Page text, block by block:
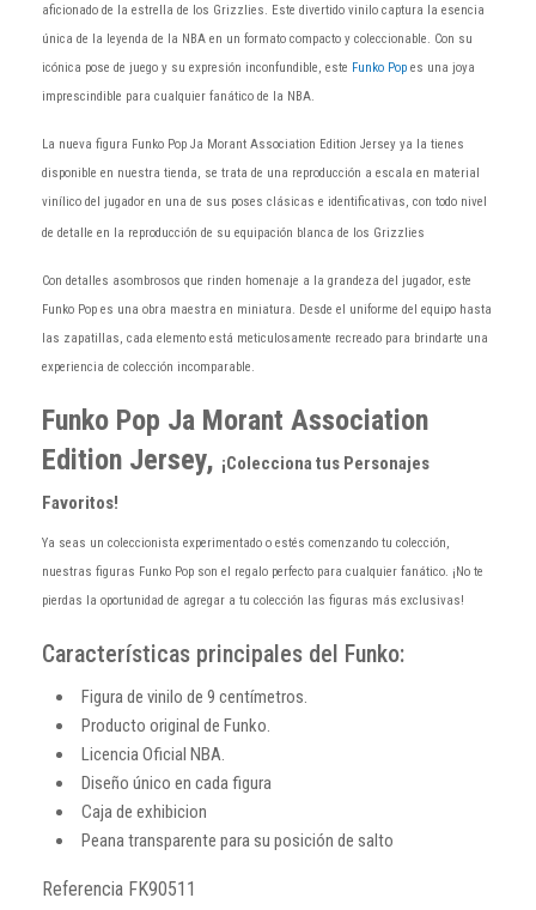
aficionado de la estrella de los Grizzlies. Este divertido vinilo captura la esencia
única de la leyenda de la NBA en un formato compacto y coleccionable. Con su
icónica pose de juego y su expresión inconfundible, este Funko Pop es una joya
imprescindible para cualquier fanático de la NBA.
La nueva figura Funko Pop Ja Morant Association Edition Jersey ya la tienes
disponible en nuestra tienda, se trata de una reproducción a escala en material
vinílico del jugador en una de sus poses clásicas e identificativas, con todo nivel
de detalle en la reproducción de su equipación blanca de los Grizzlies
Con detalles asombrosos que rinden homenaje a la grandeza del jugador, este
Funko Pop es una obra maestra en miniatura. Desde el uniforme del equipo hasta
las zapatillas, cada elemento está meticulosamente recreado para brindarte una
experiencia de colección incomparable.
Funko Pop Ja Morant Association
Edition Jersey, ¡Colecciona tus Personajes
Favoritos!
Ya seas un coleccionista experimentado o estés comenzando tu colección,
nuestras figuras Funko Pop son el regalo perfecto para cualquier fanático. ¡No te
pierdas la oportunidad de agregar a tu colección las figuras más exclusivas!
Características principales del Funko:
Figura de vinilo de 9 centímetros.
Producto original de Funko.
Licencia Oficial NBA.
Diseño único en cada figura
Caja de exhibicion
Peana transparente para su posición de salto
Referencia FK90511